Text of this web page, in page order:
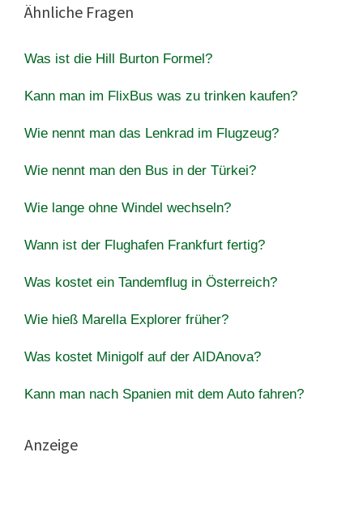
Ähnliche Fragen
Was ist die Hill Burton Formel?
Kann man im FlixBus was zu trinken kaufen?
Wie nennt man das Lenkrad im Flugzeug?
Wie nennt man den Bus in der Türkei?
Wie lange ohne Windel wechseln?
Wann ist der Flughafen Frankfurt fertig?
Was kostet ein Tandemflug in Österreich?
Wie hieß Marella Explorer früher?
Was kostet Minigolf auf der AIDAnova?
Kann man nach Spanien mit dem Auto fahren?
Anzeige